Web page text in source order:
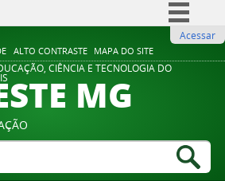
ALTO CONTRASTE MAPA DO SITE
Comunica BR
Participe
Legislação
Acessar
CIÊNCIA E TECNOLOGIA DO
MG